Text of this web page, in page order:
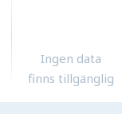
Ingen data
finns tillgänglig